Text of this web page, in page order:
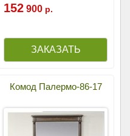
152 900 р.
Комод Палермо-86-17